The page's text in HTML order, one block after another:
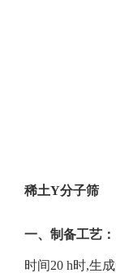
稀土Y分子筛
一、 制备工艺：
时间20 h时,生